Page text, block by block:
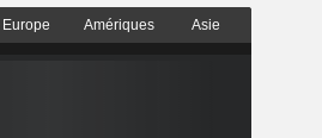
Europe Amériques Asie